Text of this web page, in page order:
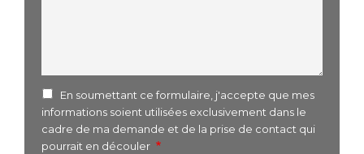
En soumettant ce formulaire, j'accepte que mes
informations soient utilisées exclusivement dans le
cadre de ma demande et de la prise de contact qui
pourrait en découler